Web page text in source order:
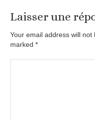
Laisser une
Your email address will
marked*